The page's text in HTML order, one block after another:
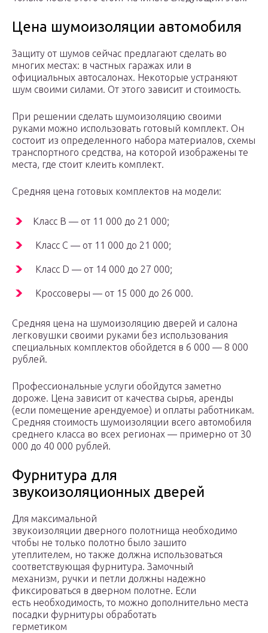
Цена шумоизоляции автомобиля
Защиту от шумов сейчас предлагают сделать во
многих местах: в частных гаражах или в
официальных автосалонах. Некоторые устраняют
шум своими силами. От этого зависит и стоимость.
При решении сделать шумоизоляцию своими
руками можно использовать готовый комплект. Он
состоит из определенного набора материалов, схемы
транспортного средства, на которой изображены те
места, где стоит клеить комплект.
Средняя цена готовых комплектов на модели:
Класс В — от 11 000 до 21 000;
Класс С — от 11 000 до 21 000;
Класс D — от 14 000 до 27 000;
Кроссоверы — от 15 000 до 26 000.
Средняя цена на шумоизоляцию дверей и салона
легковушки своими руками без использования
специальных комплектов обойдется в 6 000 — 8 000
рублей.
Профессиональные услуги обойдутся заметно
дороже. Цена зависит от качества сырья, аренды
(если помещение арендуемое) и оплаты работникам.
Средняя стоимость шумоизоляции всего автомобиля
среднего класса во всех регионах — примерно от 30
000 до 40 000 рублей.
Фурнитура для
звукоизоляционных дверей
Для максимальной
звукоизоляции дверного полотнища необходимо
чтобы не только полотно было зашито
утеплителем, но также должна использоваться
соответствующая фурнитура. Замочный
механизм, ручки и петли должны надежно
фиксироваться в дверном полотне. Если
есть необходимость, то можно дополнительно места
посадки фурнитуры обработать
герметиком